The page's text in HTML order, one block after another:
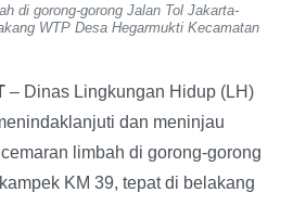
di gorong-gorong Jalan Tol Jakarta-
WTP Desa Hegarmukti Kecamatan
– Dinas Lingkungan Hidup (LH)
dan meninjau
limbah di gorong-gorong
KM 39, tepat di belakang